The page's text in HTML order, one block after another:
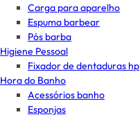
Carga para aparelho
Espuma barbear
Pós barba
Higiene Pessoal
Fixador de dentaduras hp
Hora do Banho
Acessórios banho
Esponjas